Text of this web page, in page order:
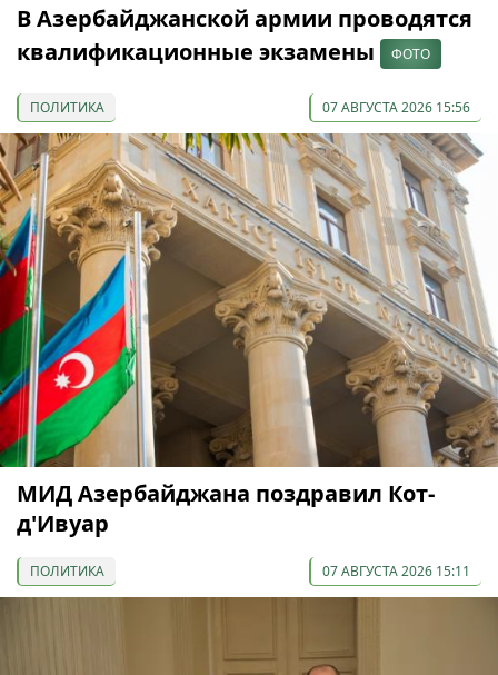
В Азербайджанской армии проводятся
квалификационные экзамены
ФОТО
ПОЛИТИКА 07 АВГУСТА 2026 15:56
МИД Азербайджана поздравил Кот-
д'Ивуар
ПОЛИТИКА 07 АВГУСТА 2026 15:11